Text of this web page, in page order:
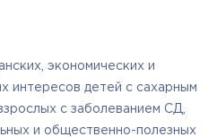
экономических и
интересов детей с сахарным
с заболеванием СД,
и общественно-полезных